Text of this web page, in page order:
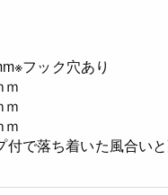
フック穴あり
で落ち着いた風合いと